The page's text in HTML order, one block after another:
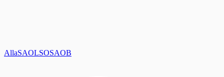
AllaSAOLSOSAOB